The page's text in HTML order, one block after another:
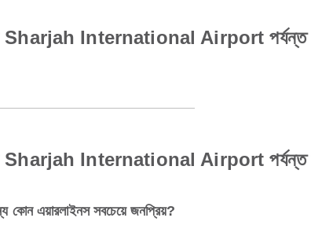
Sharjah International Airport পর্যন্ত
Sharjah International Airport পর্যন্ত
কোন এয়ারলাইনস সবচেয়ে জনপ্রিয়?